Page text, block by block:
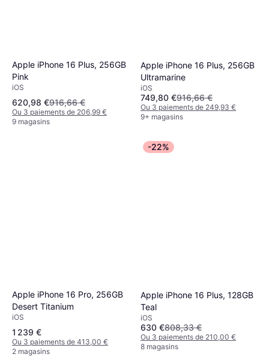
Apple iPhone 16 Plus, 256GB
Pink
iOS
620,98 €916,66 €
Ou 3 paiements de 206,99 €
9 magasins
Apple iPhone 16 Plus, 256GB
Ultramarine
iOS
749,80 €916,66 €
Ou 3 paiements de 249,93 €
9+ magasins
Apple iPhone 16 Pro, 256GB
Desert Titanium
iOS
1 239 €
Ou 3 paiements de 413,00 €
2 magasins
-22%
Apple iPhone 16 Plus, 128GB
Teal
iOS
630 €808,33 €
Ou 3 paiements de 210,00 €
8 magasins